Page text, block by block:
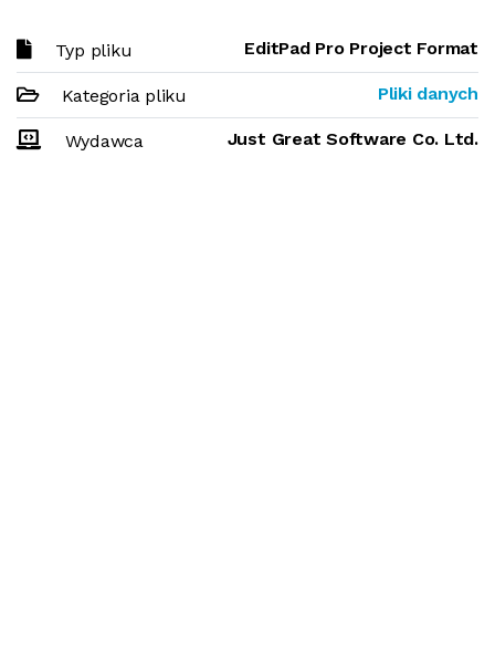
Typ pliku EditPad Pro Project Format
Kategoria pliku Pliki danych
Wydawca Just Great Software Co. Ltd.